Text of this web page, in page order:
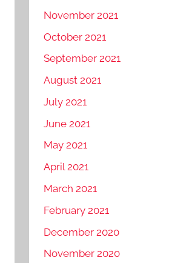
November 2021
October 2021
September 2021
August 2021
July 2021
June 2021
May 2021
April 2021
March 2021
February 2021
December 2020
November 2020